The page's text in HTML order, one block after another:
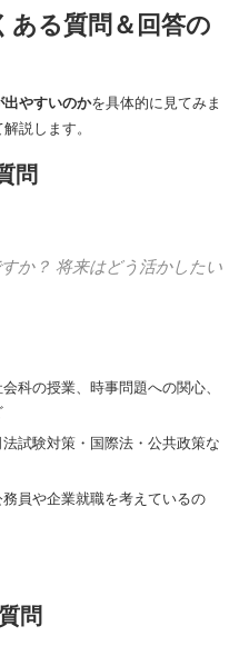
ある質問＆回答の
出やすいのかを具体的に見てみま
説します。
問
か？ 将来はどう活かしたい
科の授業、時事問題への関心、
法試験対策・国際法・公共政策な
員や企業就職を考えているの
問